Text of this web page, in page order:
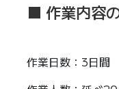
■ 作業内容
作業日数：3日間